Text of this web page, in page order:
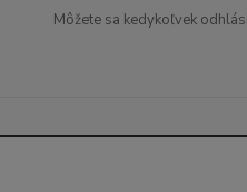
Môžete sa kedykoľvek